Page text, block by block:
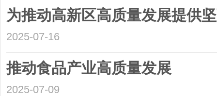
为推动高新区高质量发展提供
2025-07-16
推动食品产业高质量发展
2025-07-09